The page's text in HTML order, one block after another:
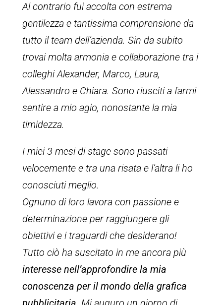
Al contrario fui accolta con estrema
gentilezza e tantissima comprensione da
tutto il team dell’azienda. Sin da subito
trovai molta armonia e collaborazione tra i
colleghi Alexander, Marco, Laura,
Alessandro e Chiara. Sono riusciti a farmi
sentire a mio agio, nonostante la mia
timidezza.
I miei 3 mesi di stage sono passati
velocemente e tra una risata e l’altra li ho
conosciuti meglio.
Ognuno di loro lavora con passione e
determinazione per raggiungere gli
obiettivi e i traguardi che desiderano!
Tutto ciò ha suscitato in me ancora più
interesse nell’approfondire la mia
conoscenza per il mondo della grafica